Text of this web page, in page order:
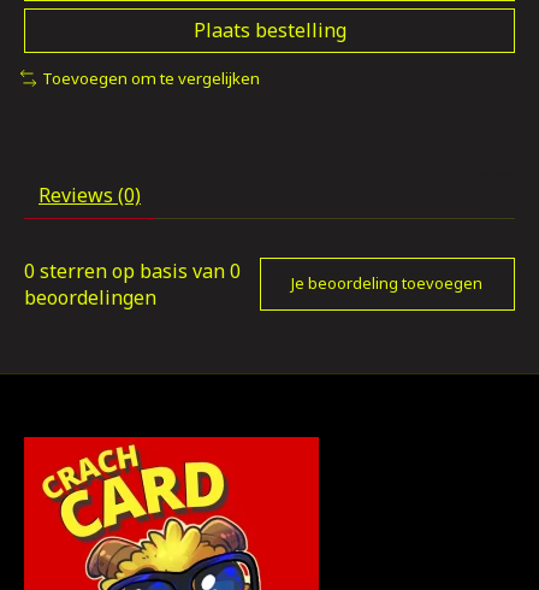
Plaats bestelling
Toevoegen om te vergelijken
Reviews (0)
0 sterren op basis van0
beoordelingen
Je beoordeling toevoegen